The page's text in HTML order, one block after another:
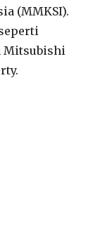
(MMKSI).
Mitsubishi